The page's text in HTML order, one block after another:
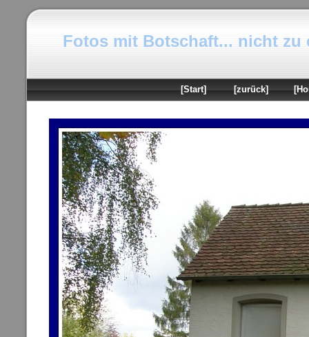
Fotos mit Botschaft... nicht zu
[Start] [zurück]